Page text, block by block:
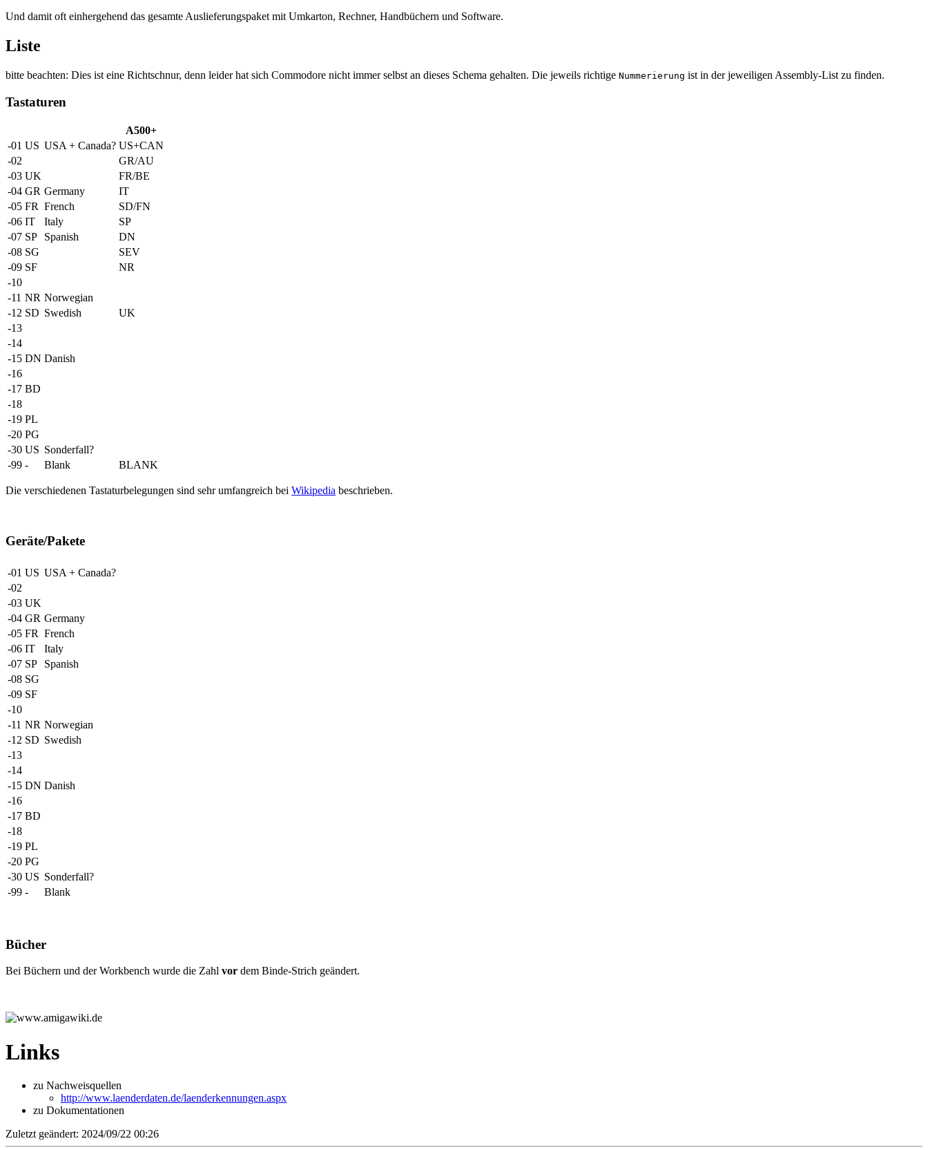
Und damit oft einhergehend das gesamte Auslieferungspaket mit Umkarton, Rechner, Handbüchern und Software.
Liste
bitte beachten: Dies ist eine Richtschnur, denn leider hat sich Commodore nicht immer selbst an dieses Schema gehalten. Die jeweils richtige Nummerierung ist in der jeweiligen Assembly-List zu finden.
Tastaturen
A500+
-01 US USA + Canada? US+CAN
-02
GR/AU
-03 UK
FR/BE
-04 GR Germany
IT
-05 FR French
SD/FN
-06 IT Italy
SP
-07 SP Spanish
DN
-08 SG
SEV
-09 SF
NR
-10
-11 NR Norwegian
-12 SD Swedish
UK
-13
-14
-15 DN Danish
-16
-17 BD
-18
-19 PL
-20 PG
-30 US Sonderfall?
-99 - Blank BLANK
Die verschiedenen Tastaturbelegungen sind sehr umfangreich bei Wikipedia beschrieben.
Geräte/Pakete
-01 US USA + Canada?
-02
-03 UK
-04 GR Germany
-05 FR French
-06 IT
Italy
-07 SP
Spanish
-08 SG
-09 SF
-10
-11 NR Norwegian
-12 SD Swedish
-13
-14
-15 DN Danish
-16
-17 BD
-18
-19 PL
-20 PG
-30 US Sonderfall?
-99 - Blank
Bücher
Bei Büchern und der Workbench wurde die Zahl vor dem Binde-Strich geändert.
Links
zu Nachweisquellen
http://www.laenderdaten.de/laenderkennungen.aspx
zu Dokumentationen
Zuletzt geändert: 2024/09/22 00:26